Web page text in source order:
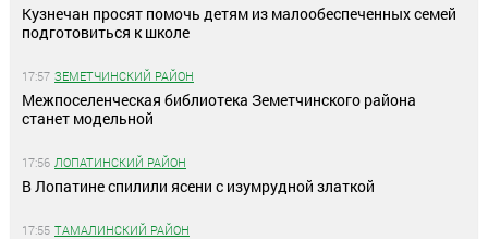
Кузнечан просят помочь детям из малообеспеченных семей
подготовиться к школе
17:57 ЗЕМЕТЧИНСКИЙ РАЙОН
Межпоселенческая библиотека Земетчинского района
станет модельной
17:56 ЛОПАТИНСКИЙ РАЙОН
В Лопатине спилили ясени с изумрудной златкой
17:55 ТАМАЛИНСКИЙ РАЙОН